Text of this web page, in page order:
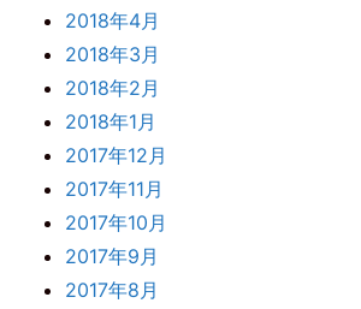
2018年4月
2018年3月
2018年2月
2018年1月
2017年12月
2017年11月
2017年10月
2017年9月
2017年8月